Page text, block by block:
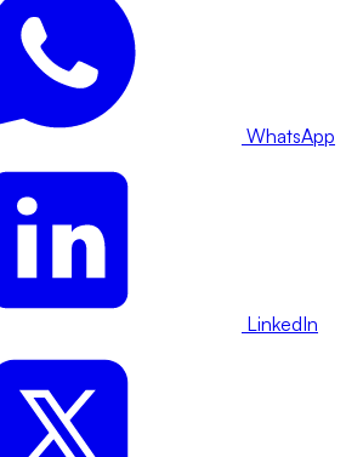
WhatsApp
LinkedIn